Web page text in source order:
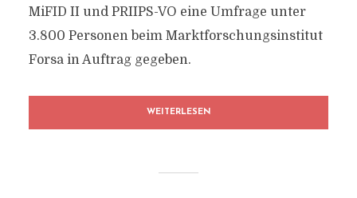
MiFID II und PRIIPS-VO eine Umfrage unter
3.800 Personen beim Marktforschungsinstitut
Forsa in Auftrag gegeben.
WEITERLESEN